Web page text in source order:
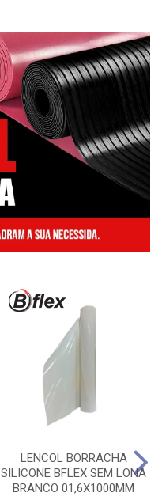
LENCOL BORRACHA
SILICONE BFLEX SEM LONA
BRANCO 01,6X1000MM